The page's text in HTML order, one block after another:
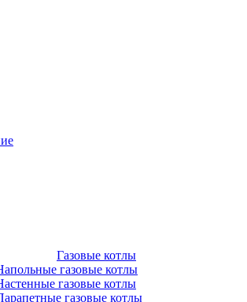
Газовые котлы
газовые котлы
газовые котлы
газовые котлы